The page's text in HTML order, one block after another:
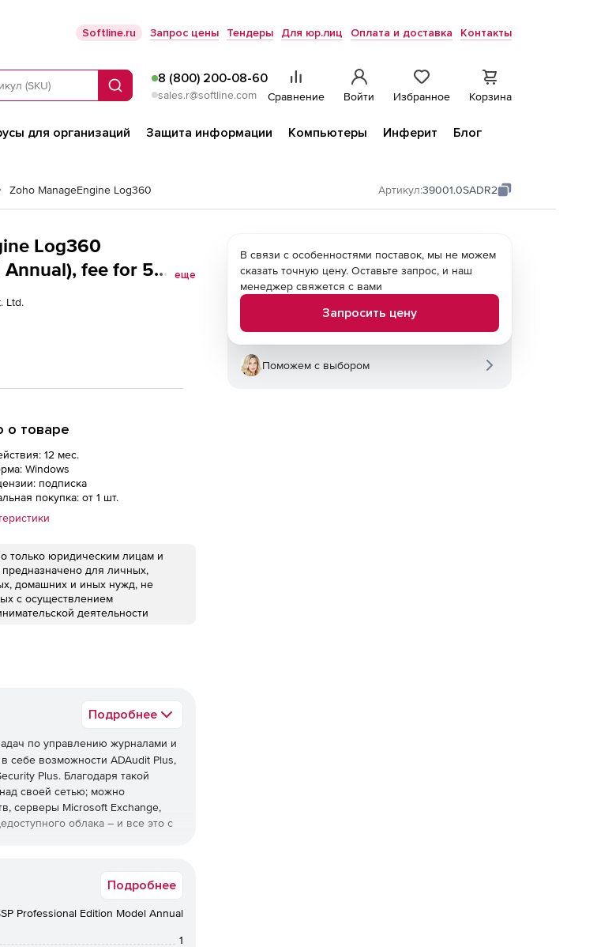
Softline.ru Запрос цены Тендеры Для юр.лиц Оплата и доставка Контакты
Поиск
8 (800) 200-08-60
sales.r@softline.com Сравнение Войти Избранное Корзина
для организаций Защита информации Компьютеры Инферит
Блог
Zoho ManageEngine Log360 Артикул:39001.0SADR2
Log360
Annual), fee for 5
еще
Ltd.
о товаре
12 мес.
Windows
подписка
покупка: от 1 шт.
только юридическим лицам и
для личных,
домашних и иных нужд, не
с осуществлением
деятельности
Подробнее
по управлению журналами и
себе возможности ADAudit Plus,
Plus. Благодаря такой
своей сетью; можно
серверы Microsoft Exchange,
облака – и все это с
PCI DSS, FISMA, HIPAA, SOX,
Подробнее
Professional Edition Model Annual
1
В связи с особенностями поставок, мы не можем
сказать точную цену. Оставьте запрос, и наш
менеджер свяжется с вами
Запросить цену
Поможем с выбором